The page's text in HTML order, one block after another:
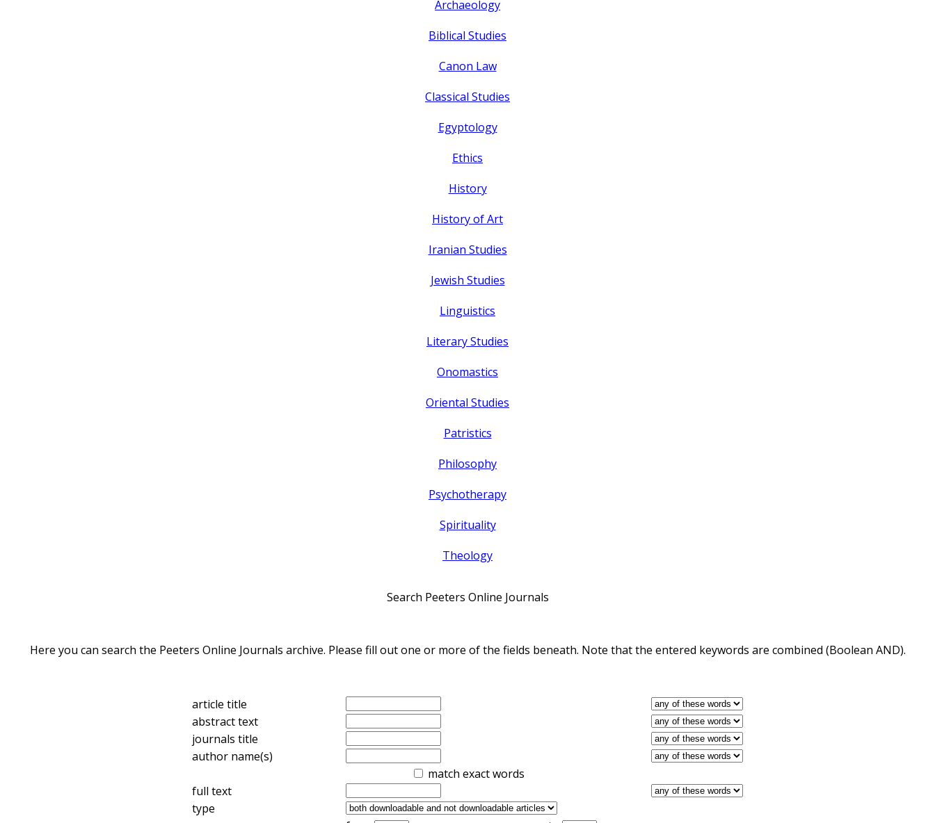
Archaeology
Biblical Studies
Canon Law
Classical Studies
Egyptology
Ethics
History
History of Art
Iranian Studies
Jewish Studies
Linguistics
Literary Studies
Onomastics
Oriental Studies
Patristics
Philosophy
Psychotherapy
Spirituality
Theology
Search Peeters Online Journals
Here you can search the Peeters Online Journals archive. Please fill out one or more of the fields beneath. Note that the entered keywords are combined (Boolean AND).
article title
abstract text
journals title
author name(s)
match exact words
full text
type